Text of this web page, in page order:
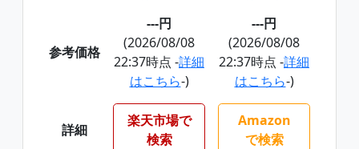
参考価格
---円
(2026/08/08
22:37時点 -詳細
はこちら-)
---円
(2026/08/08
22:37時点 -詳細
はこちら-)
詳細
楽天市場で
検索
Amazon
で検索